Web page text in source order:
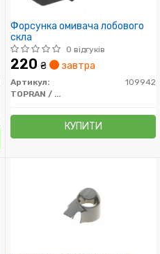
Форсунка омивача лобового
скла
0 відгуків
220 ₴ завтра
Артикул:
109942
TOPRAN / HANS PRIES
КУПИТИ